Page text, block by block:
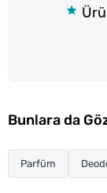
Bunlara da
Parfüm